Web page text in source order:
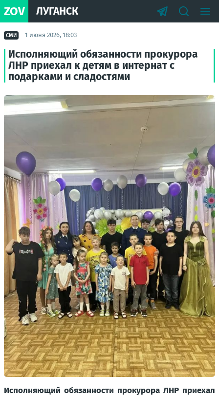
ZOV ЛУГАНСК
СМИ 1 июня 2026, 18:03
Исполняющий обязанности прокурора
ЛНР приехал к детям в интернат с
подарками и сладостями
Исполняющий обязанности прокурора ЛНР приехал